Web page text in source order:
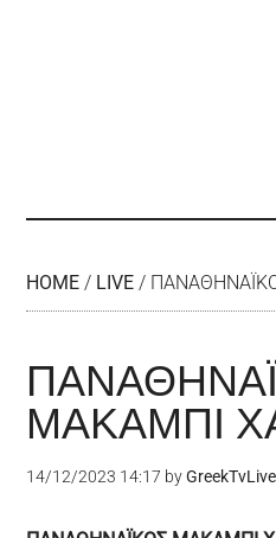
HOME / LIVE /
ΜΑΚΑΜΠΙ
14/12/2023 14:17 byGreekTvLive